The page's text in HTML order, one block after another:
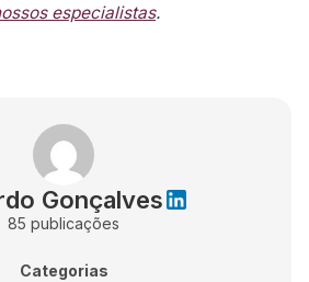
especialistas.
Gonçalves
85 publicações
Categorias